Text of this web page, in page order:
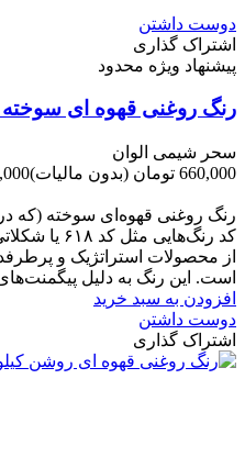
دوست داشتن
اشتراک گذاری
پیشنهاد ویژه محدود
رنگ روغنی قهوه ای
سحر شیمی الوان
660,000 تومان
(بدون مالیات)
رنگ روغنی قهوه‌ای سوخته (که
کد رنگ‌هایی
از محصولات استراتژیک و
است. این رنگ به دلیل
افزودن به سبد خرید
دوست داشتن
اشتراک گذاری